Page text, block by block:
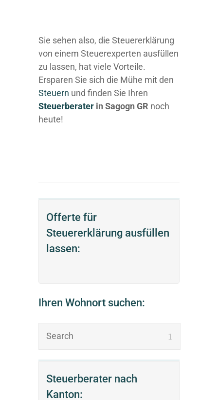
Offerte für
Steuererklärung ausfüllen
lassen:
Ihren Wohnort suchen:
Steuerberater nach
Kanton:
Sie sehen also, die Steuererklärung
von einem Steuerexperten ausfüllen
zu lassen, hat viele Vorteile.
Ersparen Sie sich die Mühe mit den
Steuern und finden Sie Ihren
Steuerberater in Sagogn GR noch
heute!